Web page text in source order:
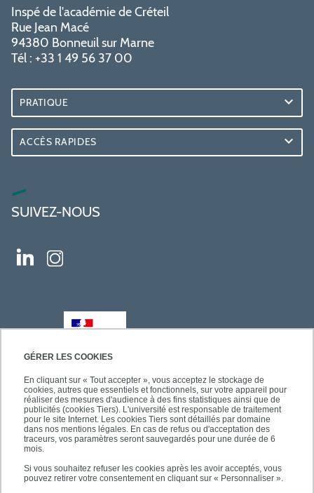
GÉRER LES COOKIES
En cliquant sur « Tout accepter », vous acceptez le stockage de
cookies, autres que essentiels et fonctionnels, sur votre appareil pour
réaliser des mesures d'audience à des fins statistiques ainsi que de
publicités (cookies Tiers). L'université est responsable de traitement
pour le site Internet. Les cookies Tiers sont détaillés par domaine
dans nos mentions légales. En cas de refus ou d'acceptation des
traceurs, vos paramètres seront sauvegardés pour une durée de 6
mois.
Si vous souhaitez refuser les cookies après les avoir acceptés, vous
pouvez retirer votre consentement en cliquant sur « Personnaliser ».
Inspé de l'académie de Créteil
Rue Jean Macé
94380 Bonneuil sur Marne
Tél : +33 1 49 56 37 00
PRATIQUE
ACCÈS RAPIDES
SUIVEZ-NOUS